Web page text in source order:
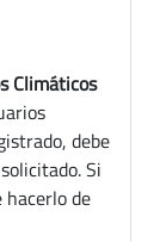
Climáticos
debe
Si
hacerlo de